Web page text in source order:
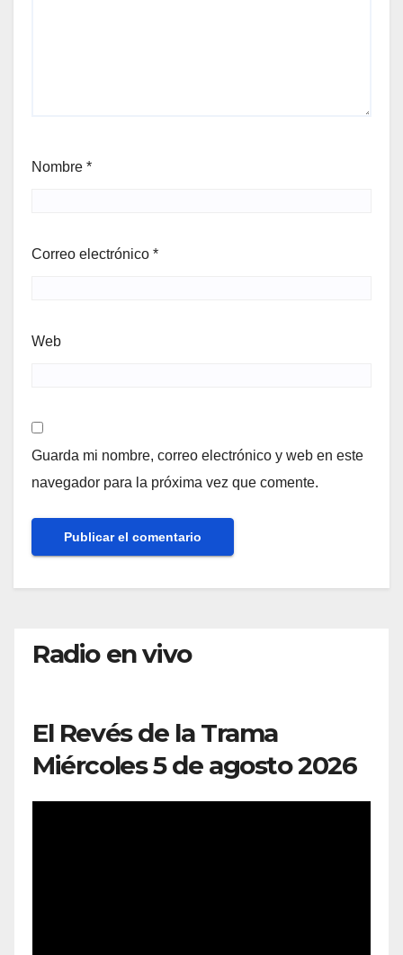
Nombre *
Correo electrónico *
Web
Guarda mi nombre, correo electrónico y web en este
navegador para la próxima vez que comente.
Radio en vivo
El Revés de la Trama
Miércoles 5 de agosto 2026